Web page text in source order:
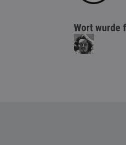
Wort wurde